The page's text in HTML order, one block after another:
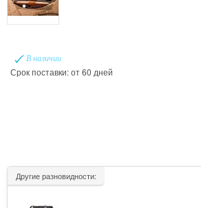
В наличии
Срок поставки: от 60 дней
Другие разновидности: